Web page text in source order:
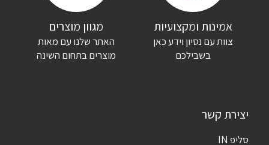
אמינות ומקצועיות
צוות עם נסיון וידע כאן
בשבילכם
מגוון מוצרים
האתר שלנו עם מאות
מוצרים בתחום השינה
יצירת קשר
סליפ IN